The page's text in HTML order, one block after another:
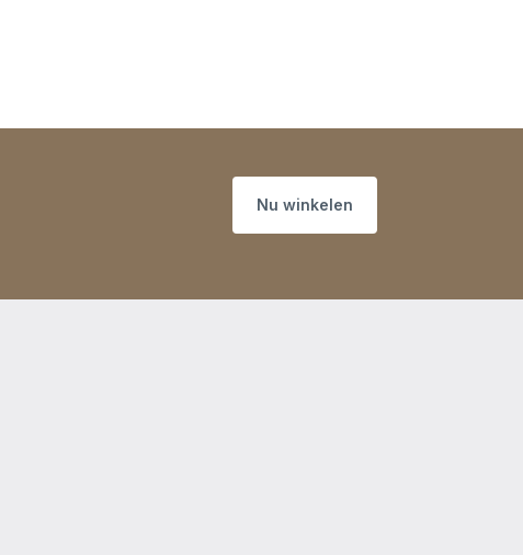
Nu winkelen